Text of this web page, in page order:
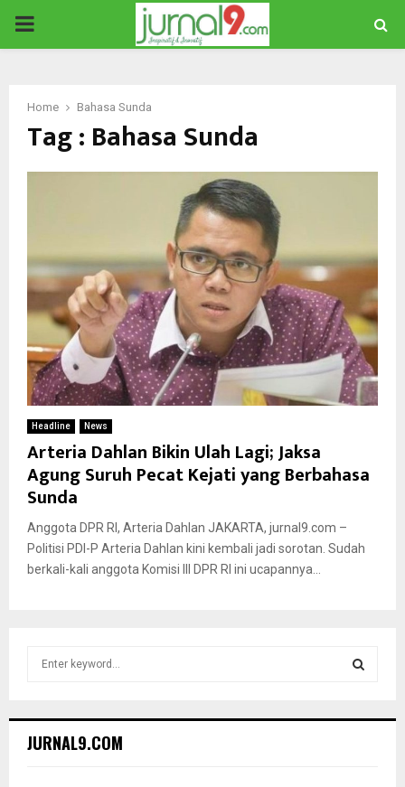
PRIMARY
Home Bahasa Sunda
Tag : Bahasa Sunda
Headline News
Arteria Dahlan Bikin Ulah Lagi; Jaksa
Agung Suruh Pecat Kejati yang Berbahasa
Sunda
Anggota DPR RI, Arteria Dahlan JAKARTA, jurnal9.com –
Politisi PDI-P Arteria Dahlan kini kembali jadi sorotan. Sudah
berkali-kali anggota Komisi III DPR RI ini ucapannya...
h
JURNAL9.COM